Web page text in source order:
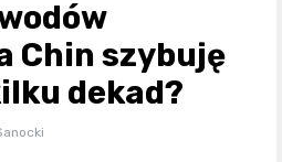
Chin szybuję
dekad?